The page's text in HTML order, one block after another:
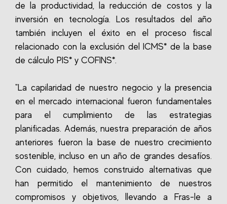
de la productividad, la reducción de costos y la
inversión en tecnología. Los resultados del año
también incluyen el éxito en el proceso fiscal
relacionado con la exclusión del ICMS* de la base
de cálculo PIS* y COFINS*.
"La capilaridad de nuestro negocio y la presencia
en el mercado internacional fueron fundamentales
para el cumplimiento de las estrategias
planificadas. Además, nuestra preparación de años
anteriores fueron la base de nuestro crecimiento
sostenible, incluso en un año de grandes desafíos.
Con cuidado, hemos construido alternativas que
han permitido el mantenimiento de nuestros
compromisos y objetivos, llevando a Fras-le a